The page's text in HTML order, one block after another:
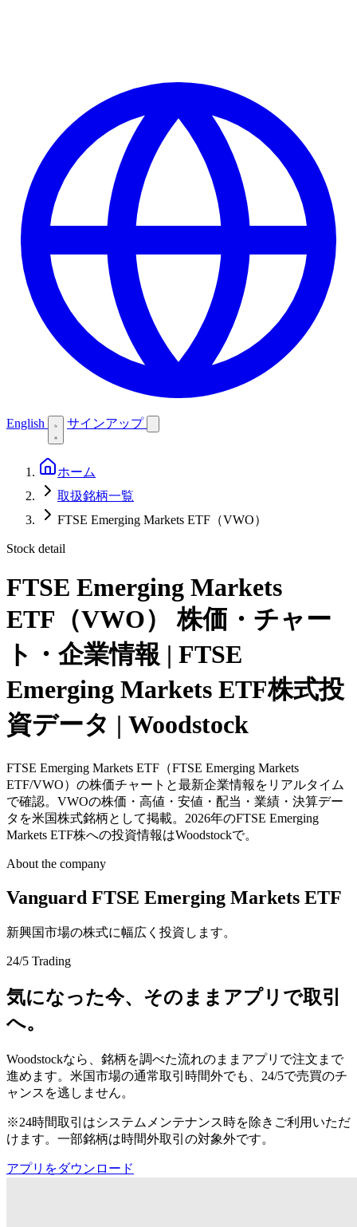
English サインアップ
ホーム
取扱銘柄一覧
FTSE Emerging Markets ETF（VWO）
Stock detail
FTSE Emerging Markets
ETF（VWO）
株価・チャー
ト・企業情報 | FTSE
Emerging Markets ETF株式投
資データ | Woodstock
FTSE Emerging Markets ETF（FTSE Emerging Markets
ETF/VWO）の株価チャートと最新企業情報をリアルタイム
で確認。VWOの株価・高値・安値・配当・業績・決算デー
タを米国株式銘柄として掲載。2026年のFTSE Emerging
Markets ETF株への投資情報はWoodstockで。
About the company
Vanguard FTSE Emerging Markets ETF
新興国市場の株式に幅広く投資します。
24/5 Trading
気になった今、そのままアプリで取引
へ。
Woodstockなら、銘柄を調べた流れのままアプリで注文まで
進めます。米国市場の通常取引時間外でも、24/5で売買のチ
ャンスを逃しません。
※24時間取引はシステムメンテナンス時を除きご利用いただ
けます。一部銘柄は時間外取引の対象外です。
アプリをダウンロード